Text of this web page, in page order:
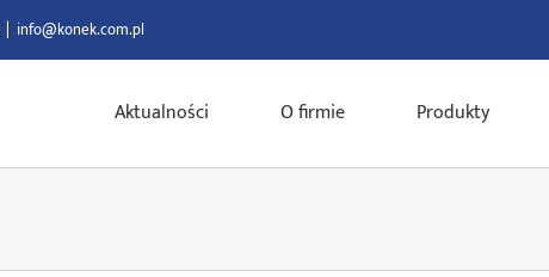
| info@konek.com.pl
Aktualności O firmie Produkty